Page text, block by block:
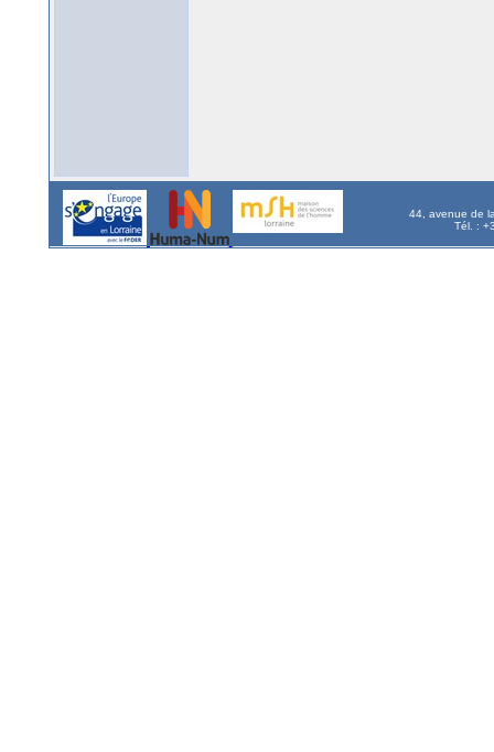
44, avenue de
Tél. :